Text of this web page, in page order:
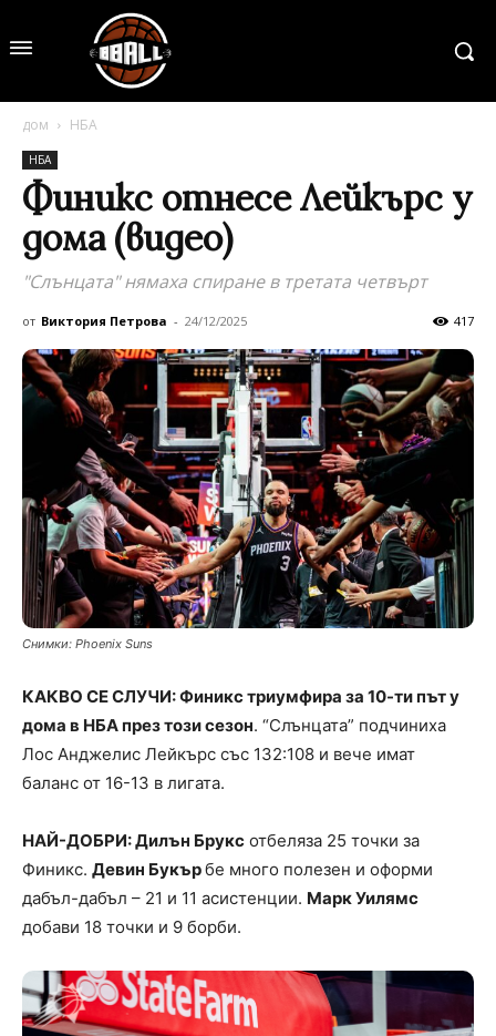
дом НБА
НБА
Финикс отнесе Лейкърс у
дома (видео)
"Слънцата" нямаха спиране в третата четвърт
от Виктория Петрова - 24/12/2025 417
Снимки: Phoenix Suns
КАКВО СЕ СЛУЧИ: Финикс триумфира за 10-ти път у
дома в НБА през този сезон. “Слънцата” подчиниха
Лос Анджелис Лейкърс със 132:108 и вече имат
баланс от 16-13 в лигата.
НАЙ-ДОБРИ: Дилън Брукс отбеляза 25 точки за
Финикс. Девин Букърбе много полезен и оформи
дабъл-дабъл – 21 и 11 асистенции. Марк Уилямс
добави 18 точки и 9 борби.